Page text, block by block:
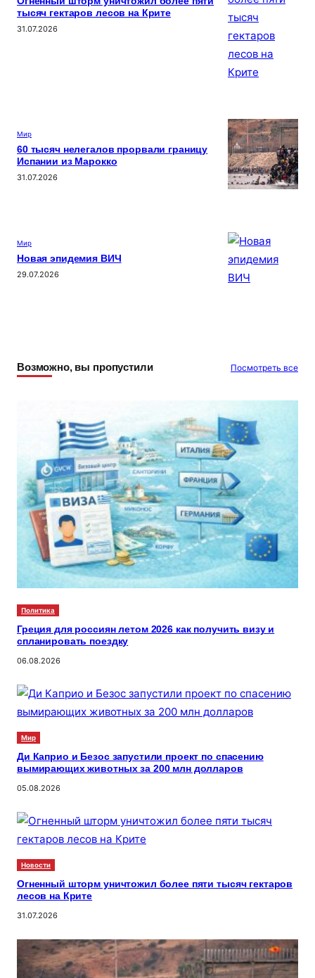
тысяч гектаров лесов на Крите
31.07.2026
Мир
60 тысяч нелегалов прорвали границу
Испании из Марокко
31.07.2026
Мир
Новая эпидемия ВИЧ
29.07.2026
Возможно, вы пропустили Посмотреть все
Политика
Греция для россиян летом 2026 как получить визу и
спланировать поездку
06.08.2026
Мир
Ди Каприо и Безос запустили проект по спасению
вымирающих животных за 200 млн долларов
05.08.2026
Новости
Огненный шторм уничтожил более пяти тысяч гектаров
лесов на Крите
31.07.2026